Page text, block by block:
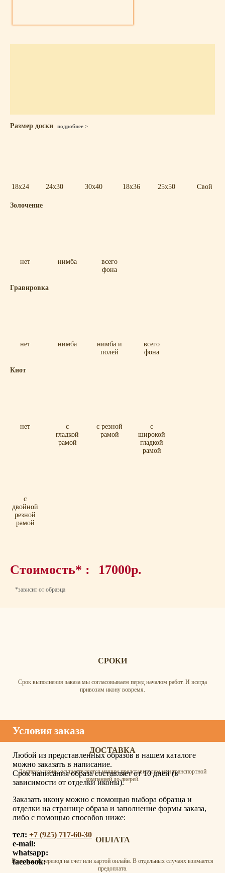
Размер доски подробнее >
18x24 24x30 30x40 18x36 25x50 Свой
Золочение
нет нимба
всего
фона
Гравировка
нет нимба
нимба и
полей
всего
фона
Киот
нет
с
гладкой
рамой
с резной
рамой
с
широкой
гладкой
рамой
с
двойной
резной
рамой
Стоимость* : 17000р.
*зависит от образца
СРОКИ
Срок выполнения заказа мы согласовываем перед началом работ. И всегда
привозим икону вовремя.
ДОСТАВКА
Доставка иконы осуществляется нашим представителем или транспортной
компанией до дверей.
ОПЛАТА
Банковский перевод на счет или картой онлайн. В отдельных случаях взимается
предоплата.
Условия заказа
Любой из представленных образов в нашем каталоге
можно заказать в написание.
Срок написания образа составляет от 10 дней (в
зависимости от отделки иконы).
Заказать икону можно с помощью выбора образца и
отделки на странице образа и заполнение формы заказа,
либо с помощью способов ниже:
тел: +7 (925) 717-60-30
e-mail:
whatsapp:
facebook: